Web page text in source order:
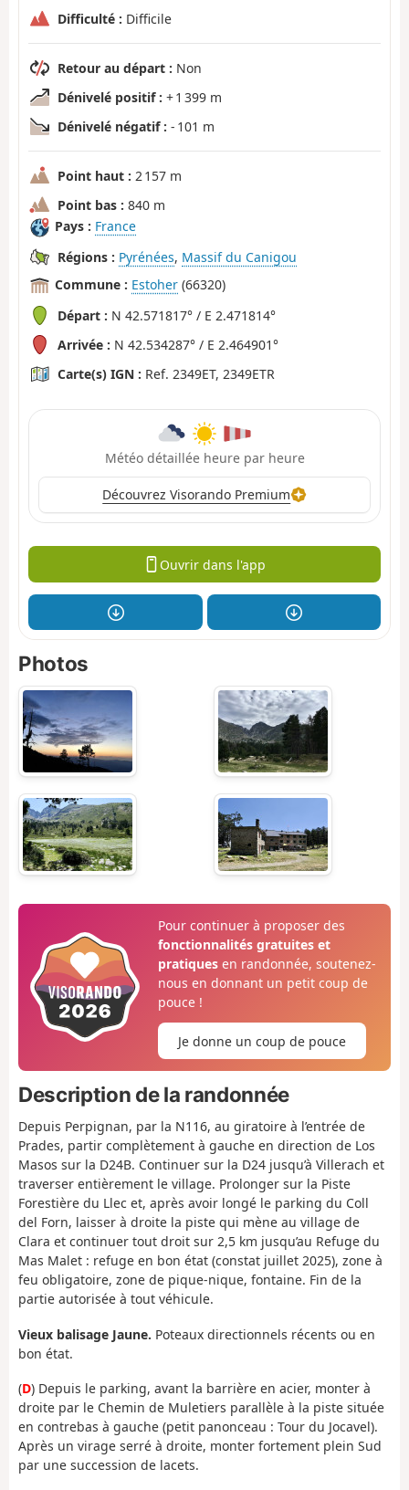
Difficulté : Difficile
Retour au départ : Non
Dénivelé positif : + 1 399 m
Dénivelé négatif : - 101 m
Point haut : 2 157 m
Point bas : 840 m
Pays : France
Régions : Pyrénées, Massif du Canigou
Commune : Estoher (66320)
Départ : N 42.571817° / E 2.471814°
Arrivée : N 42.534287° / E 2.464901°
Carte(s) IGN : Ref. 2349ET, 2349ETR
Météo détaillée heure par heure
Découvrez Visorando Premium
Ouvrir dans l'app
Photos
Pour continuer à proposer des
fonctionnalités gratuites et
pratiquesen randonnée, soutenez-
nous en donnant un petit coup de
pouce !
Je donne un coup de pouce
Description de la randonnée
Depuis Perpignan, par la N116, au giratoire à l’entrée de
Prades, partir complètement à gauche en direction de Los
Masos sur la D24B. Continuer sur la D24 jusqu’à Villerach et
traverser entièrement le village. Prolonger sur la Piste
Forestière du Llec et, après avoir longé le parking du Coll
del Forn, laisser à droite la piste qui mène au village de
Clara et continuer tout droit sur 2,5 km jusqu’au Refuge du
Mas Malet : refuge en bon état (constat juillet 2025), zone à
feu obligatoire, zone de pique-nique, fontaine. Fin de la
partie autorisée à tout véhicule.
Vieux balisage Jaune. Poteaux directionnels récents ou en
bon état.
(D) Depuis le parking, avant la barrière en acier, monter à
droite par le Chemin de Muletiers parallèle à la piste située
en contrebas à gauche (petit panonceau : Tour du Jocavel).
Après un virage serré à droite, monter fortement plein Sud
par une succession de lacets.